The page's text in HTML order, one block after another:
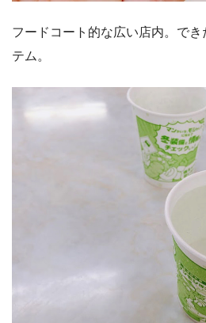
フードコート的な広い店内。で
テム。